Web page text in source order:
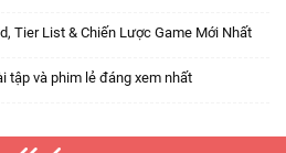
Tier List & Chiến Lược Game Mới Nhất
tập và phim lẻ đáng xem nhất